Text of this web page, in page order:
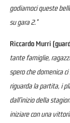
godiamoci queste
su gara 2.”
Riccardo Murri
tante famiglie,
spero che domenica
riguarda la partita, i
dall’inizio della
iniziare con una